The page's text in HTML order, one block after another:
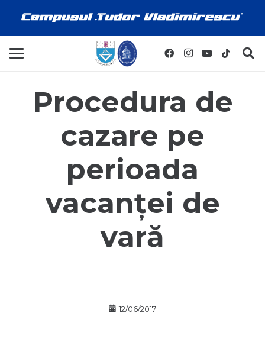
Procedura de
cazare pe
perioada
vacanței de
vară
12/06/2017